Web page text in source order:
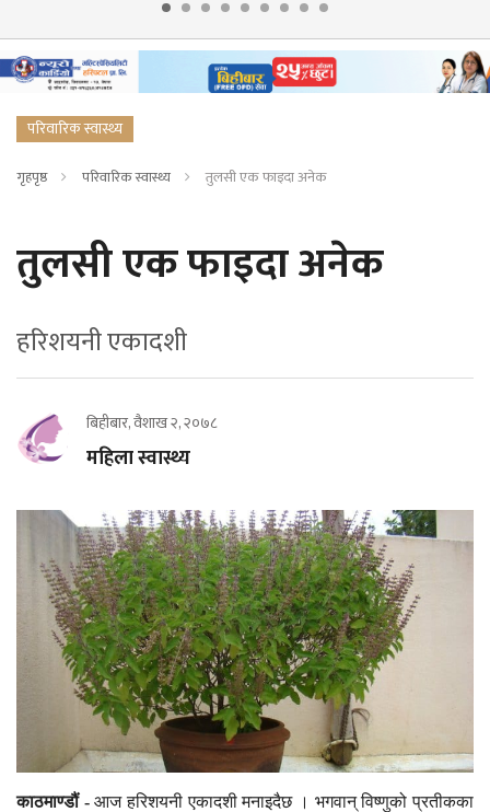
परिवारिक स्वास्थ्य
गृहपृष्ठ परिवारिक स्वास्थ्य तुलसी एक फाइदा अनेक
तुलसी एक फाइदा अनेक
हरिशयनी एकादशी
बिहीबार, वैशाख २, २०७८
महिला स्वास्थ्य
काठमाण्डौं - आज हरिशयनी एकादशी मनाइदैछ । भगवान् विष्णुको प्रतीकका